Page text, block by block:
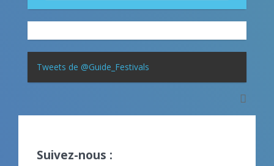
Tweets de @Guide_Festivals
Suivez-nous :